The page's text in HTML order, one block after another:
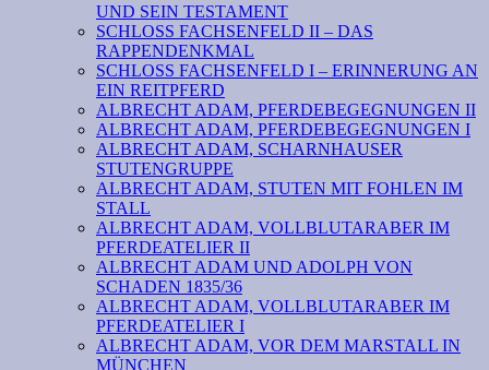
UND SEIN TESTAMENT
SCHLOSS FACHSENFELD II – DAS
RAPPENDENKMAL
SCHLOSS FACHSENFELD I – ERINNERUNG AN
EIN REITPFERD
ALBRECHT ADAM, PFERDEBEGEGNUNGEN II
ALBRECHT ADAM, PFERDEBEGEGNUNGEN I
ALBRECHT ADAM, SCHARNHAUSER
STUTENGRUPPE
ALBRECHT ADAM, STUTEN MIT FOHLEN IM
STALL
ALBRECHT ADAM, VOLLBLUTARABER IM
PFERDEATELIER II
ALBRECHT ADAM UND ADOLPH VON
SCHADEN 1835/36
ALBRECHT ADAM, VOLLBLUTARABER IM
PFERDEATELIER I
ALBRECHT ADAM, VOR DEM MARSTALL IN
MÜNCHEN